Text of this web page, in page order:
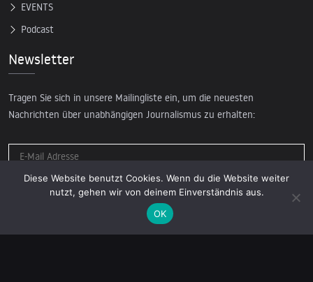
EVENTS
Podcast
Newsletter
Tragen Sie sich in unsere Mailingliste ein, um die neuesten
Nachrichten über unabhängigen Journalismus zu erhalten:
Diese Website benutzt Cookies. Wenn du die Website weiter
nutzt, gehen wir von deinem Einverständnis aus.
OK